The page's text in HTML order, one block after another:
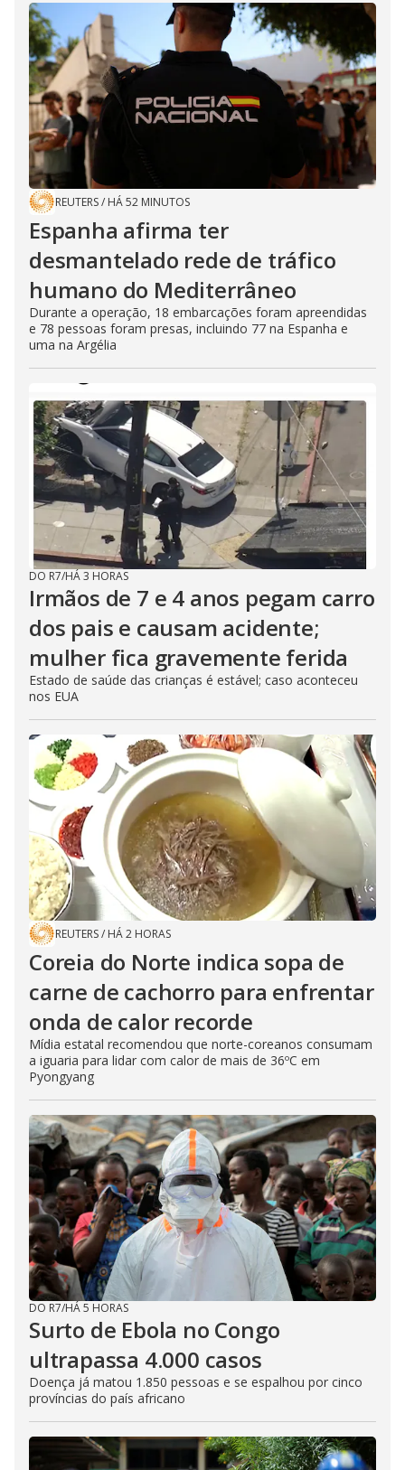
REUTERS/ HÁ 52 MINUTOS
Espanha afirma ter
desmantelado rede de tráfico
humano do Mediterrâneo
Durante a operação, 18 embarcações foram apreendidas
e 78 pessoas foram presas, incluindo 77 na Espanha e
uma na Argélia
DO R7/HÁ 3 HORAS
Irmãos de 7 e 4 anos pegam carro
dos pais e causam acidente;
mulher fica gravemente ferida
Estado de saúde das crianças é estável; caso aconteceu
nos EUA
REUTERS/ HÁ 2 HORAS
Coreia do Norte indica sopa de
carne de cachorro para enfrentar
onda de calor recorde
Mídia estatal recomendou que norte-coreanos consumam
a iguaria para lidar com calor de mais de 36ºC em
Pyongyang
DO R7/HÁ 5 HORAS
Surto de Ebola no Congo
ultrapassa 4.000 casos
Doença já matou 1.850 pessoas e se espalhou por cinco
províncias do país africano